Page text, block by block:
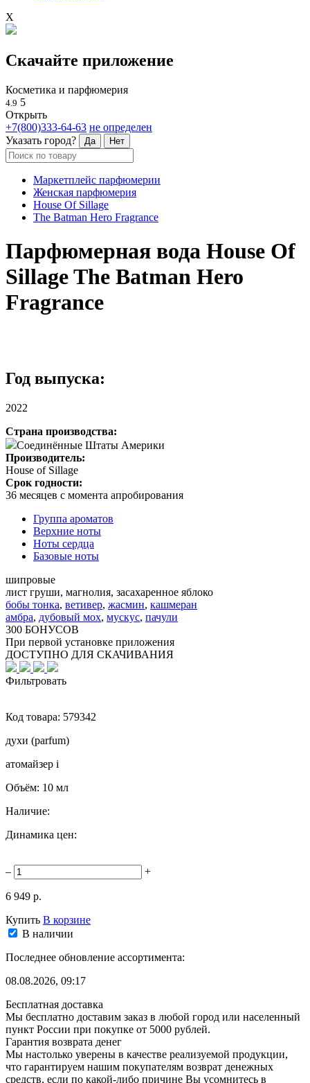
X
Скачайте приложение
Косметика и парфюмерия
4.9 5
Открыть
+7(800)333-64-63 не определен
Указать город?
Да Нет
Маркетплейс парфюмерии
Женская парфюмерия
House Of Sillage
The Batman Hero Fragrance
Парфюмерная вода House Of
Sillage The Batman Hero
Fragrance
Год выпуска:
2022
Страна производства:
Соединённые Штаты Америки
Производитель:
House of Sillage
Срок годности:
36 месяцев с момента апробирования
Группа ароматов
Верхние ноты
Ноты сердца
Базовые ноты
шипровые
лист груши, магнолия, засахаренное яблоко
бобы тонка, ветивер, жасмин, кашмеран
амбра, дубовый мох, мускус, пачули
300 БОНУСОВ
При первой установке приложения
ДОСТУПНО ДЛЯ СКАЧИВАНИЯ
Фильтровать
Код товара: 579342
духи (parfum)
атомайзер i
Объём: 10 мл
Наличие:
Динамика цен:
– +
6 949 р.
Купить В корзине
В наличии
Последнее обновление ассортимента:
08.08.2026, 09:17
Бесплатная доставка
Мы бесплатно доставим заказ в любой город или населенный
пункт России при покупке от 5000 рублей.
Гарантия возврата денег
Мы настолько уверены в качестве реализуемой продукции,
что гарантируем нашим покупателям возврат денежных
средств, если по какой-либо причине Вы усомнитесь в